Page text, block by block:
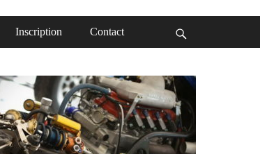
Inscription Contact